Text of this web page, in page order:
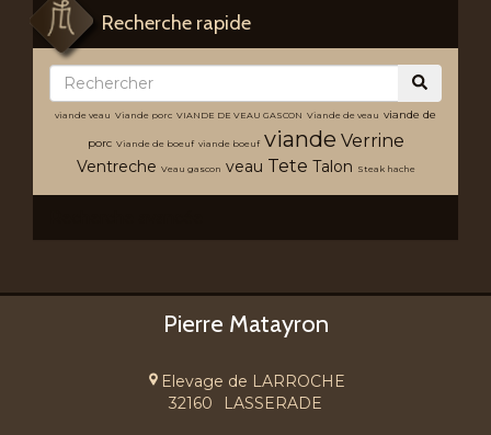
Recherche rapide
viande veau Viande porc VIANDE DE VEAU GASCON Viande de veau viande de
porc Viande de boeuf viande boeuf viande Verrine
Ventreche Veau gascon veau Tete Talon Steak hache
Pierre Matayron
Elevage de LARROCHE
32160
LASSERADE